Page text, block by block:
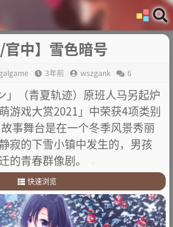
官中】雪色暗号
galgame 3年前 wszgank 6
」（青夏轨迹）原班人马另起炉
游戏大赏2021」中荣获4项类别
事舞台是在一个冬季风景秀丽
寂的下雪小镇中发生的，男孩
的青春群像剧。
快速浏览